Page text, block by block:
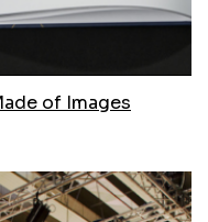
of Images